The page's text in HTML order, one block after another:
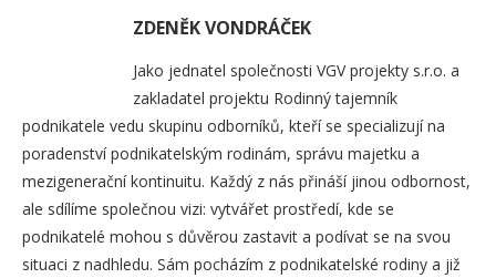
ZDENĚK VONDRÁČEK
Jako jednatel společnosti VGV projekty s.r.o. a
zakladatel projektu Rodinný tajemník
podnikatele vedu skupinu odborníků, kteří se specializují na
poradenství podnikatelským rodinám, správu majetku a
mezigenerační kontinuitu. Každý z nás přináší jinou odbornost,
ale sdílíme společnou vizi: vytvářet prostředí, kde se
podnikatelé mohou s důvěrou zastavit a podívat se na svou
situaci z nadhledu. Sám pocházím z podnikatelské rodiny a již